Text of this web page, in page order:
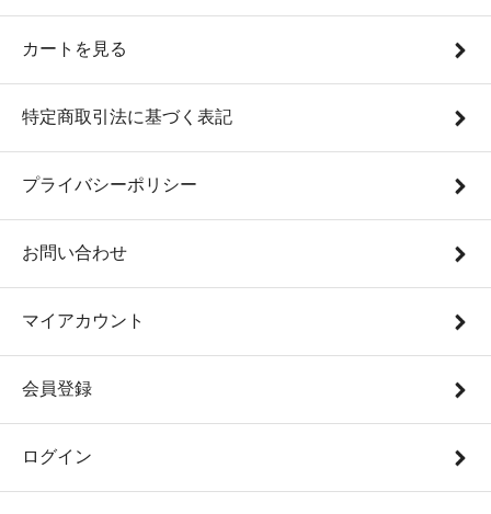
カートを見る
特定商取引法に基づく表記
プライバシーポリシー
お問い合わせ
マイアカウント
会員登録
ログイン